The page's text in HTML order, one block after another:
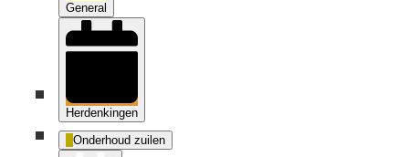
General
Herdenkingen
Onderhoud zuilen